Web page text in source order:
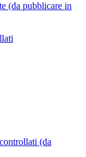
(da pubblicare in
(da